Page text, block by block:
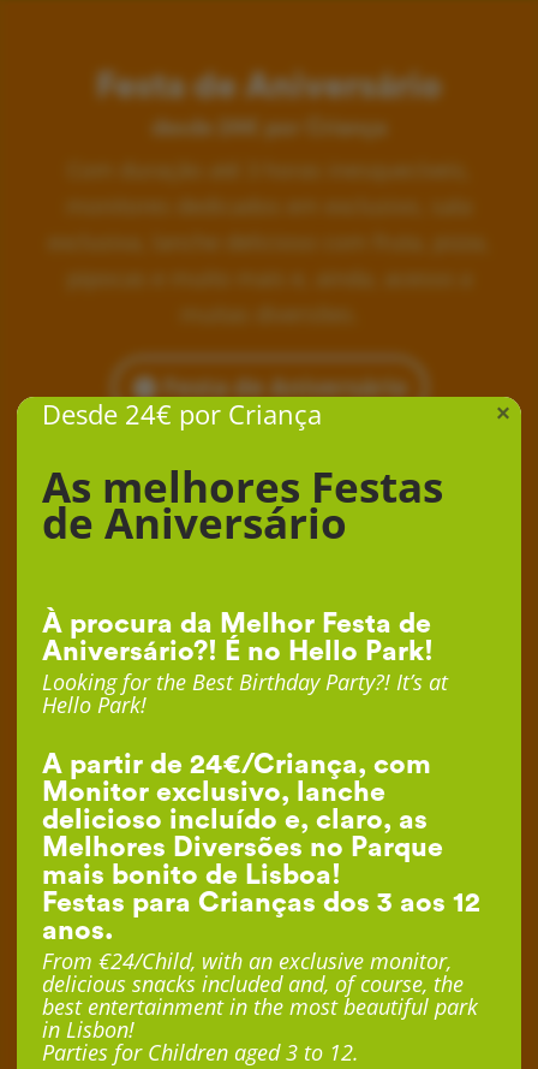
Festa de Aniversário
desde 24€ por Criança
Festa de Aniversário
Desde 24€ por Criança
As melhores Festas
de Aniversário
À procura da Melhor Festa de
Aniversário?! É no Hello Park!
Looking for the Best Birthday Party?! It’s at
Hello Park!
A partir de 24€/Criança, com
Monitor exclusivo, lanche
delicioso incluído e, claro, as
Melhores Diversões no Parque
mais bonito de Lisboa!
Festas para Crianças dos 3 aos 12
anos.
From €24/Child, with an exclusive monitor,
delicious snacks included and, of course, the
best entertainment in the most beautiful park
in Lisbon!
Parties for Children aged 3 to 12.
×